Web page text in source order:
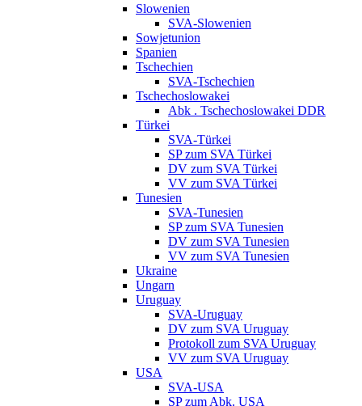
Slowenien
SVA-Slowenien
Sowjetunion
Spanien
Tschechien
SVA-Tschechien
Tschechoslowakei
Abk . Tschechoslowakei DDR
Türkei
SVA-Türkei
SP zum SVA Türkei
DV zum SVA Türkei
VV zum SVA Türkei
Tunesien
SVA-Tunesien
SP zum SVA Tunesien
DV zum SVA Tunesien
VV zum SVA Tunesien
Ukraine
Ungarn
Uruguay
SVA-Uruguay
DV zum SVA Uruguay
Protokoll zum SVA Uruguay
VV zum SVA Uruguay
USA
SVA-USA
SP zum Abk. USA